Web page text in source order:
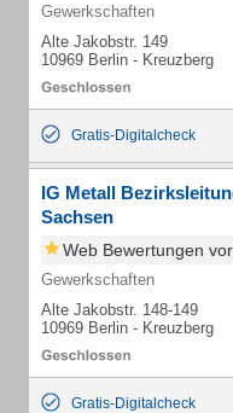
Gewerkschaften
Alte Jakobstr. 149
10969 Berlin - Kreuzberg
Gratis-Digitalcheck
IG Metall
Sachsen
Web Bewertungen
Gewerkschaften
Alte Jakobstr. 148-149
10969 Berlin - Kreuzberg
Gratis-Digitalcheck